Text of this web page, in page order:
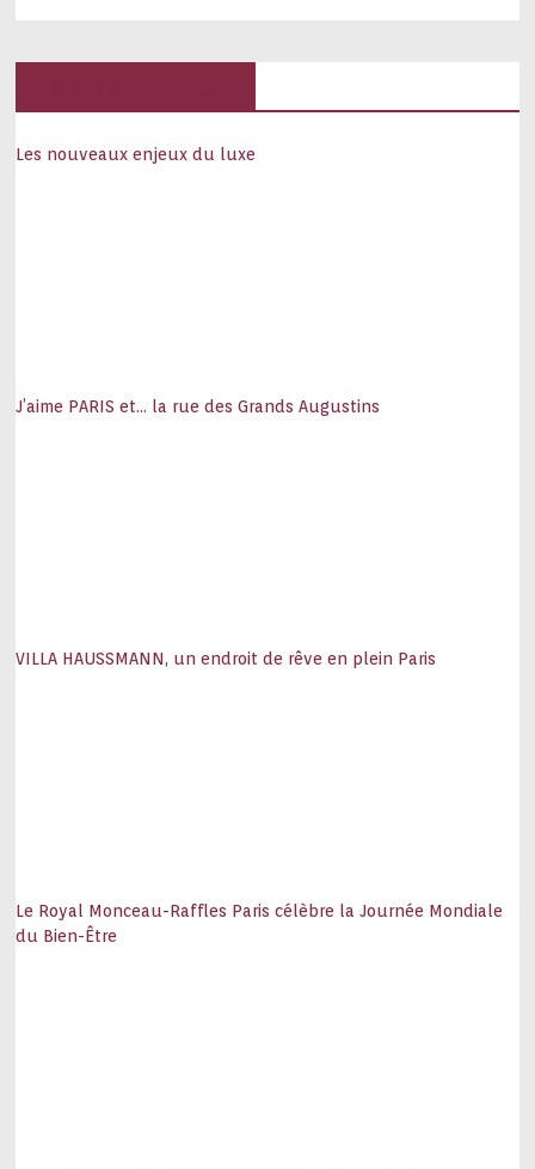
Les nouveaux enjeux du luxe
J’aime PARIS et… la rue des Grands Augustins
VILLA HAUSSMANN, un endroit de rêve en plein Paris
Le Royal Monceau-Raffles Paris célèbre la Journée Mondiale
du Bien-Être